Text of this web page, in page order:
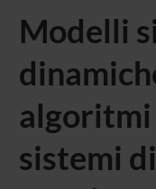
Modelli
sistemi